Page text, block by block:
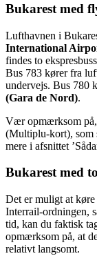
Bukarest med
Lufthavnen i
International
findes to
Bus 783 kører fra
undervejs. Bus 780
(Gara de Nord).
Vær opmærksom
(Multiplu-kort), som
mere i afsnittet
Bukarest med
Det er muligt at
Interrail-ordningen,
tid, kan du faktisk
opmærksom på, at
relativt langsomt.